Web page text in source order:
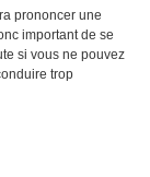
prononcer une
important de se
si vous ne pouvez
trop